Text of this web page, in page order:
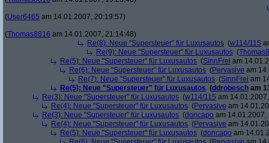
(User6465 am 14.01.2007, 20:19:57)
(Thomas8816 am 14.01.2007, 21:14:48)
Re(8): Neue "Supersteuer" für Luxusautos (w114/115
Re(9): Neue "Supersteuer" für Luxusautos (
Re(5): Neue "Supersteuer" für Luxusautos (SinnFrei am
Re(6): Neue "Supersteuer" für Luxusautos (Pervasive am
Re(7): Neue "Supersteuer" für Luxusautos (SinnFrei am
Re(5): Neue "Supersteuer" für Luxusautos (ddrobesch am
Re(3): Neue "Supersteuer" für Luxusautos (w114/115 am
Re(4): Neue "Supersteuer" für Luxusautos (Pervasive am
Re(3): Neue "Supersteuer" für Luxusautos (doncapo am 14.01.2007,
Re(4): Neue "Supersteuer" für Luxusautos (Pervasive am
Re(5): Neue "Supersteuer" für Luxusautos (doncapo am